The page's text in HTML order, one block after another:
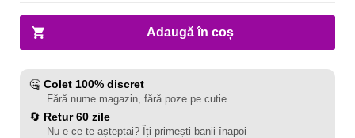
Adaugă în coș
🤐 Colet 100% discret
Fără nume magazin, fără poze pe cutie
🔄 Retur 60 zile
Nu e ce te așteptai? Îți primești banii înapoi